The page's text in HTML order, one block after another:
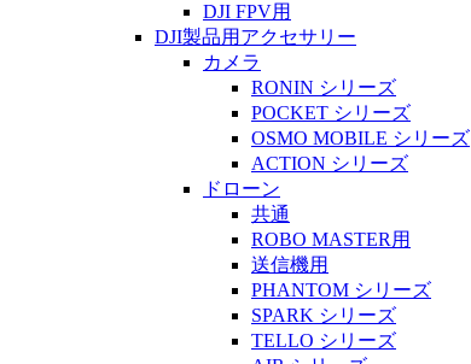
DJI FPV用
DJI製品用アクセサリー
カメラ
RONIN シリーズ
POCKET シリーズ
OSMO MOBILE シリーズ
ACTION シリーズ
ドローン
共通
ROBO MASTER用
送信機用
PHANTOM シリーズ
SPARK シリーズ
TELLO シリーズ